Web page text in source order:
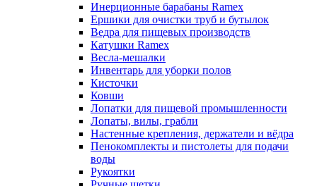
Инерционные барабаны Ramex
Ершики для очистки труб и бутылок
Ведра для пищевых производств
Катушки Ramex
Весла-мешалки
Инвентарь для уборки полов
Кисточки
Ковши
Лопатки для пищевой промышленности
Лопаты, вилы, грабли
Настенные крепления, держатели и вёдра
Пенокомплекты и пистолеты для подачи
воды
Рукоятки